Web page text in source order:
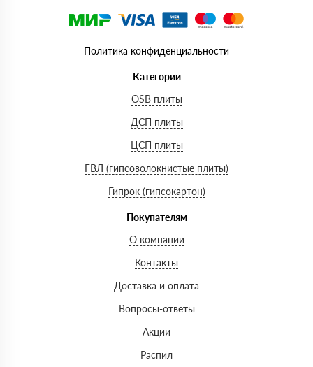
Политика конфиденциальности
Категории
OSB плиты
ДСП плиты
ЦСП плиты
ГВЛ (гипсоволокнистые плиты)
Гипрок (гипсокартон)
Покупателям
О компании
Контакты
Доставка и оплата
Вопросы-ответы
Акции
Распил